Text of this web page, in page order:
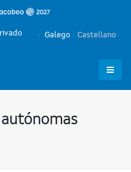
Galego Castellano
autónomas